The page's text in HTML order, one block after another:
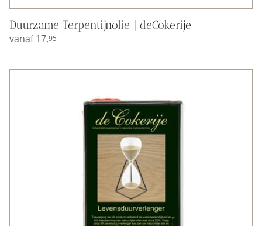
Duurzame Terpentijnolie | deCokerije
vanaf17,95